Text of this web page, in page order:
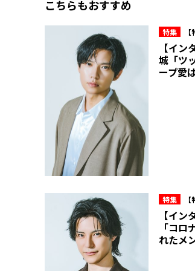
こちらもおすすめ
特集
ュー所
【イ
城「ツ
ープ愛
特集
ュー所
【イ
「コロ
れたメ